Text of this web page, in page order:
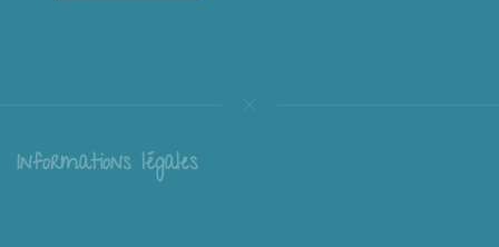
Informations légales